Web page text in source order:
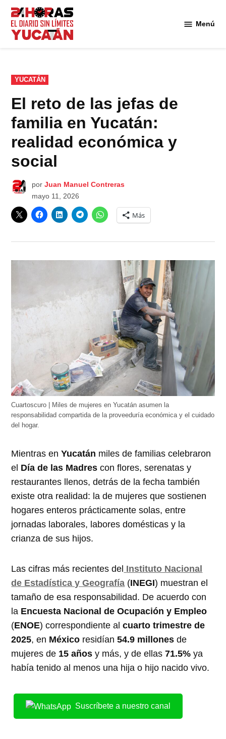
Saltar
contenido
Menú
PUBLICADO
EN
YUCATÁN
El reto de las jefas de
familia en Yucatán:
realidad económica y
social
por Juan Manuel Contreras
mayo 11, 2026
Más
Cuartoscuro | Miles de mujeres en Yucatán asumen la
responsabilidad compartida de la proveeduría económica y el cuidado
del hogar.
Mientras enYucatán miles de familias celebraron
el Día de las Madres con flores, serenatas y
restaurantes llenos, detrás de la fecha también
existe otra realidad: la de mujeres que sostienen
hogares enteros prácticamente solas, entre
jornadas laborales, labores domésticas y la
crianza de sus hijos.
Las cifras más recientes del Instituto Nacional
de Estadística y Geografía (INEGI) muestran el
tamaño de esa responsabilidad. De acuerdo con
la Encuesta Nacional de Ocupación y Empleo
(ENOE) correspondiente alcuarto trimestre de
2025, en México residían54.9 millones de
mujeres de 15 años y más, y de ellas71.5% ya
había tenido al menos una hija o hijo nacido vivo.
Suscríbete a nuestro canal